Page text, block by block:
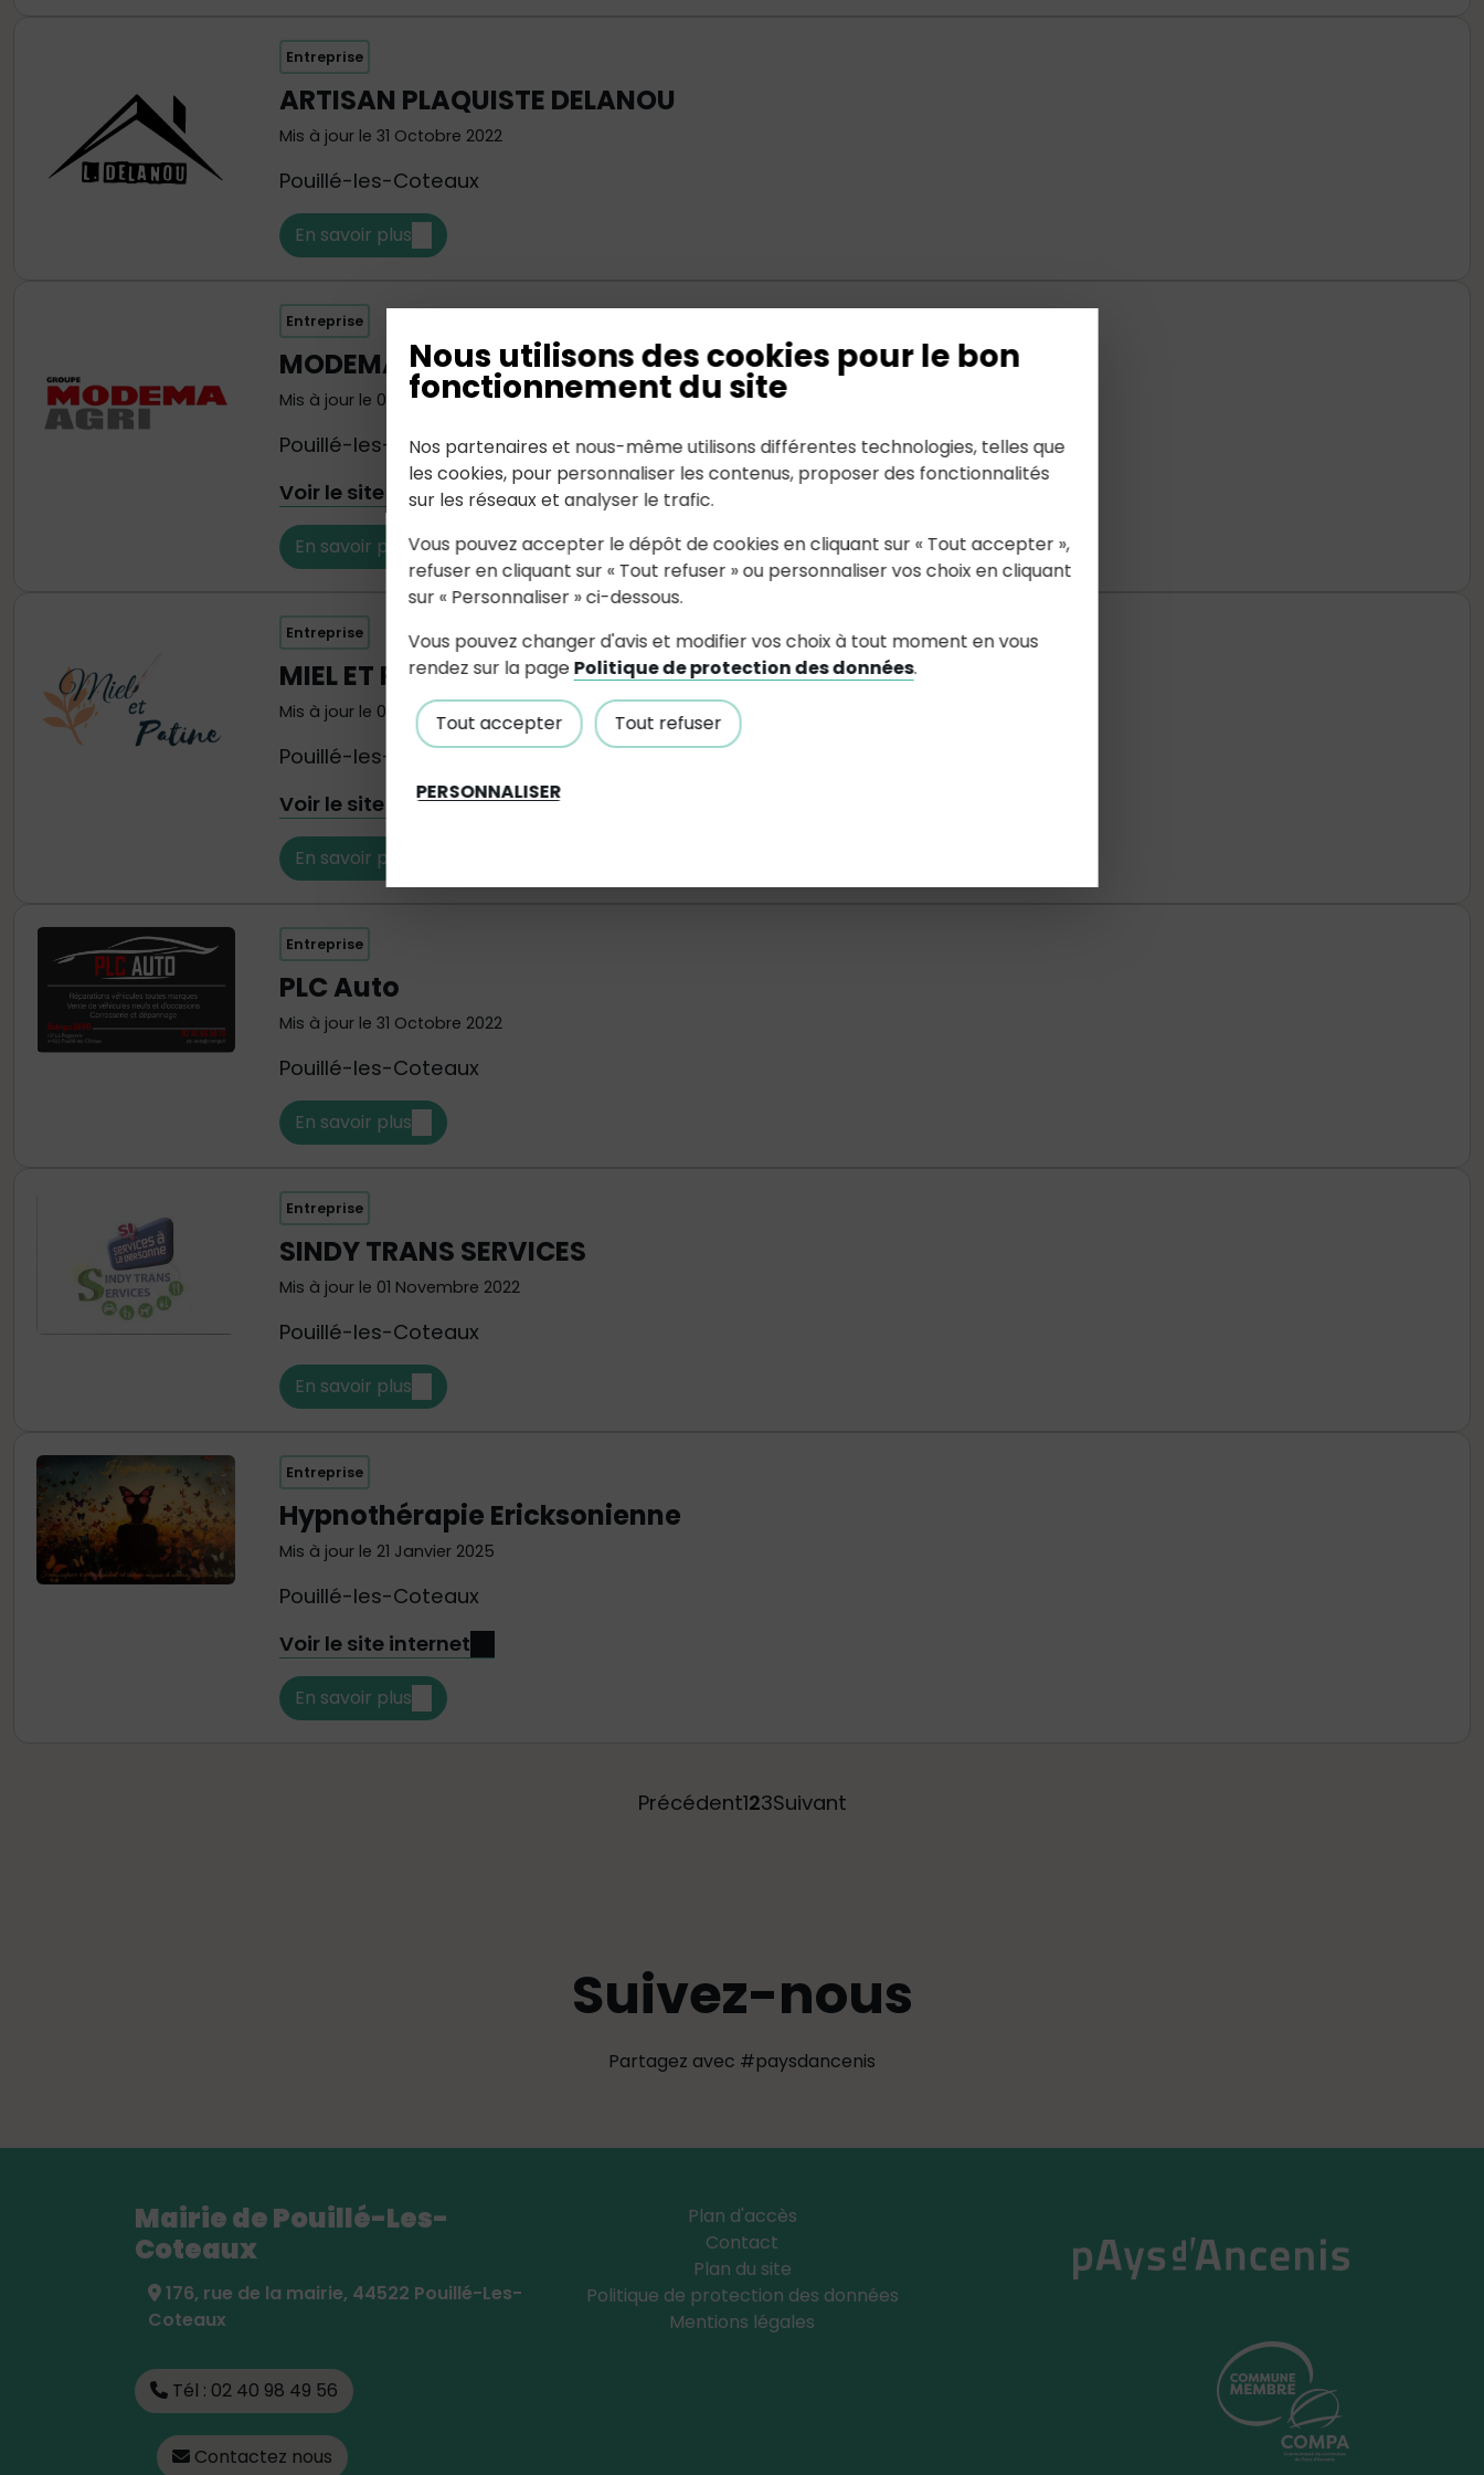
Nous utilisons des cookies pour le bon
fonctionnement du site
Nos partenaires et nous-même utilisons différentes technologies, telles que
les cookies, pour personnaliser les contenus, proposer des fonctionnalités
sur les réseaux et analyser le trafic.
Vous pouvez accepter le dépôt de cookies en cliquant sur « Tout accepter »,
refuser en cliquant sur « Tout refuser » ou personnaliser vos choix en cliquant
sur « Personnaliser » ci-dessous.
Vous pouvez changer d'avis et modifier vos choix à tout moment en vous
rendez sur la page Politique de protection des données.
Tout accepter Tout refuser
PERSONNALISER
Entreprise
ARTISAN PLAQUISTE DELANOU
Mis à jour le 31 Octobre 2022
Pouillé-les-Coteaux
En savoir plus
Entreprise
MODEMA AGRI
Mis à jour le 01 Novembre 2022
Pouillé-les-Coteaux
Voir le site internet
En savoir plus
Entreprise
MIEL ET PATINE
Mis à jour le 01 Novembre 2022
Pouillé-les-Coteaux
Voir le site internet
En savoir plus
Entreprise
PLC Auto
Mis à jour le 31 Octobre 2022
Pouillé-les-Coteaux
En savoir plus
Entreprise
SINDY TRANS SERVICES
Mis à jour le 01 Novembre 2022
Pouillé-les-Coteaux
En savoir plus
Entreprise
Hypnothérapie Ericksonienne
Mis à jour le 21 Janvier 2025
Pouillé-les-Coteaux
Voir le site internet
En savoir plus
Précédent123Suivant
Suivez-nous
Partagez avec #paysdancenis
Mairie de Pouillé-Les-
Coteaux
176, rue de la mairie, 44522 Pouillé-Les-
Coteaux
Tél : 02 40 98 49 56
Contactez nous
Plan d'accès
Contact
Plan du site
Politique de protection des données
Mentions légales